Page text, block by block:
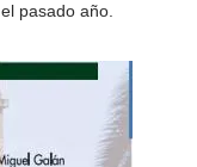
pasado año.